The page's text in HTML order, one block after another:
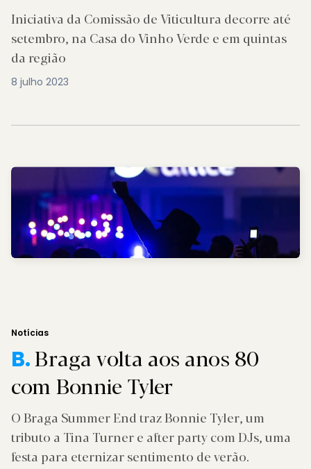
Iniciativa da Comissão de Viticultura decorre até
setembro, na Casa do Vinho Verde e em quintas
da região
8 julho 2023
Notícias
B.Braga volta aos anos 80
com Bonnie Tyler
O Braga Summer End traz Bonnie Tyler, um
tributo a Tina Turner e after party com DJs, uma
festa para eternizar sentimento de verão.